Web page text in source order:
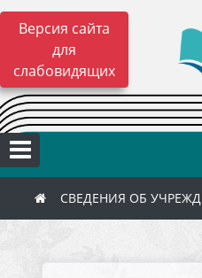
Версия сайта
для
слабовидящих
СВЕДЕНИЯ ОБ